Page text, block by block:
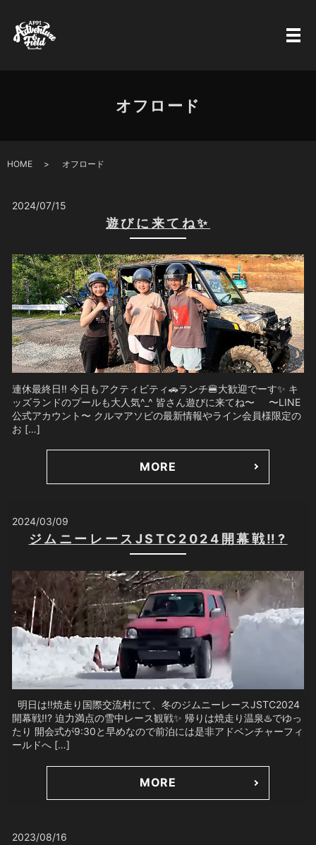
オフロード
HOME オフロード
2024/07/15
遊びに来てね✨
連休最終日‼️ 今日もアクティビティ🚗ランチ🍔大歓迎でーす✨ キ
ッズランドのプールも大人気^_^ 皆さん遊びに来てね〜 〜LINE
公式アカウント〜 クルマアソビの最新情報やライン会員様限定の
お […]
MORE
2024/03/09
ジムニーレースJSTC2024開幕戦‼️?
明日は‼︎焼走り国際交流村にて、冬のジムニーレースJSTC2024
開幕戦‼️? 迫力満点の雪中レース観戦✨ 帰りは焼走り温泉♨️でゆっ
たり 開会式が9:30と早めなので前泊には是非アドベンチャーフィ
ールドへ […]
MORE
2023/08/16